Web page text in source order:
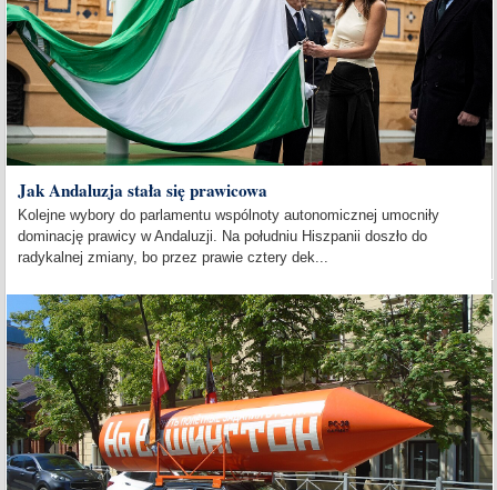
Jak Andaluzja stała się prawicowa
Kolejne wybory do parlamentu wspólnoty autonomicznej umocniły
dominację prawicy w Andaluzji. Na południu Hiszpanii doszło do
radykalnej zmiany, bo przez prawie cztery dek...